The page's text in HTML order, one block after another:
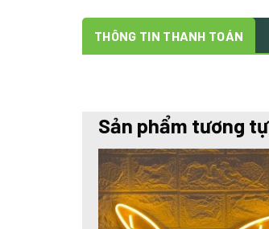
THÔNG TIN THANH TOÁN
Sản phẩm tương tự